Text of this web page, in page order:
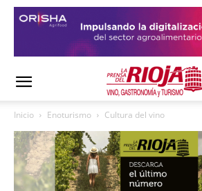
Inicio Enoturismo Cultura del vino